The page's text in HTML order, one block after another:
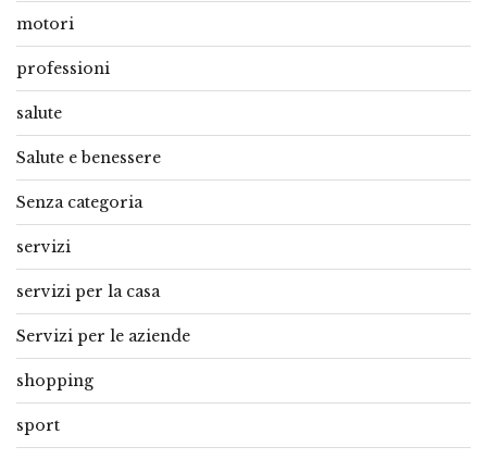
motori
professioni
salute
Salute e benessere
Senza categoria
servizi
servizi per la casa
Servizi per le aziende
shopping
sport